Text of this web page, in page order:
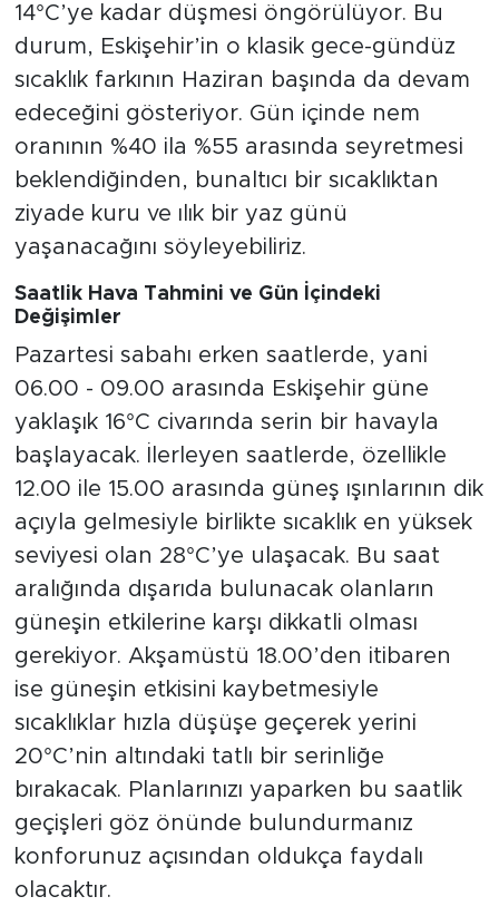
14°C’ye kadar düşmesi öngörülüyor. Bu
durum, Eskişehir’in o klasik gece-gündüz
sıcaklık farkının Haziran başında da devam
edeceğini gösteriyor. Gün içinde nem
oranının %40 ila %55 arasında seyretmesi
beklendiğinden, bunaltıcı bir sıcaklıktan
ziyade kuru ve ılık bir yaz günü
yaşanacağını söyleyebiliriz.
Saatlik Hava Tahmini ve Gün İçindeki
Değişimler
Pazartesi sabahı erken saatlerde, yani
06.00 - 09.00 arasında Eskişehir güne
yaklaşık 16°C civarında serin bir havayla
başlayacak. İlerleyen saatlerde, özellikle
12.00 ile 15.00 arasında güneş ışınlarının dik
açıyla gelmesiyle birlikte sıcaklık en yüksek
seviyesi olan 28°C’ye ulaşacak. Bu saat
aralığında dışarıda bulunacak olanların
güneşin etkilerine karşı dikkatli olması
gerekiyor. Akşamüstü 18.00’den itibaren
ise güneşin etkisini kaybetmesiyle
sıcaklıklar hızla düşüşe geçerek yerini
20°C’nin altındaki tatlı bir serinliğe
bırakacak. Planlarınızı yaparken bu saatlik
geçişleri göz önünde bulundurmanız
konforunuz açısından oldukça faydalı
olacaktır.